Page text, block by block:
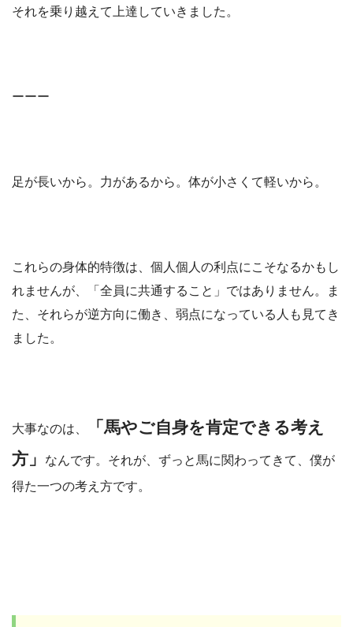
それを乗り越えて上達していきました。
ーーー
足が長いから。力があるから。体が小さくて軽いから。
これらの身体的特徴は、個人個人の利点にこそなるかもし
れませんが、「全員に共通すること」ではありません。ま
た、それらが逆方向に働き、弱点になっている人も見てき
ました。
大事なのは、
「馬やご自身を肯定できる考え
方」
なんです。それが、ずっと馬に関わってきて、僕が
得た一つの考え方です。